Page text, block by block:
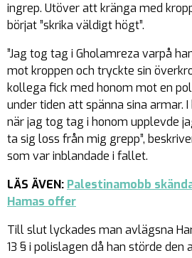
ingrep. Utöver att kränga med
börjat ”skrika väldigt högt”.
”Jag tog tag i Gholamreza varpå
mot kroppen och tryckte sin
kollega fick med honom mot en
under tiden att spänna sina armar.
när jag tog tag i honom upplevde
ta sig loss från mig grepp”,
som var inblandade i fallet.
LÄS ÄVEN: Palestinamobb
Hamas offer
Till slut lyckades man avlägsna
13 § i polislagen då han störde den